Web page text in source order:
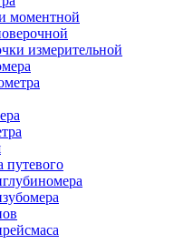
моментной
измерительной
путевого